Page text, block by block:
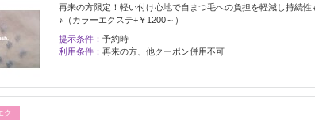
再来の方限定！軽い付け心地で自まつ毛への負担を軽減し持続性
♪（カラーエクステ+￥1200～）
提示条件： 予約時
利用条件： 再来の方、他クーポン併用不可
ク